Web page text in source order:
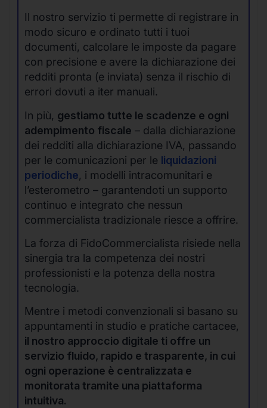
Il nostro servizio ti permette di registrare in
modo sicuro e ordinato tutti i tuoi
documenti, calcolare le imposte da pagare
con precisione e avere la dichiarazione dei
redditi pronta (e inviata) senza il rischio di
errori dovuti a iter manuali.
In più, gestiamo tutte le scadenze e ogni
adempimento fiscale – dalla dichiarazione
dei redditi alla dichiarazione IVA, passando
per le comunicazioni per le liquidazioni
periodiche, i modelli intracomunitari e
l’esterometro – garantendoti un supporto
continuo e integrato che nessun
commercialista tradizionale riesce a offrire.
La forza di FidoCommercialista risiede nella
sinergia tra la competenza dei nostri
professionisti e la potenza della nostra
tecnologia.
Mentre i metodi convenzionali si basano su
appuntamenti in studio e pratiche cartacee,
il nostro approccio digitale ti offre un
servizio fluido, rapido e trasparente, in cui
ogni operazione è centralizzata e
monitorata tramite una piattaforma
intuitiva.